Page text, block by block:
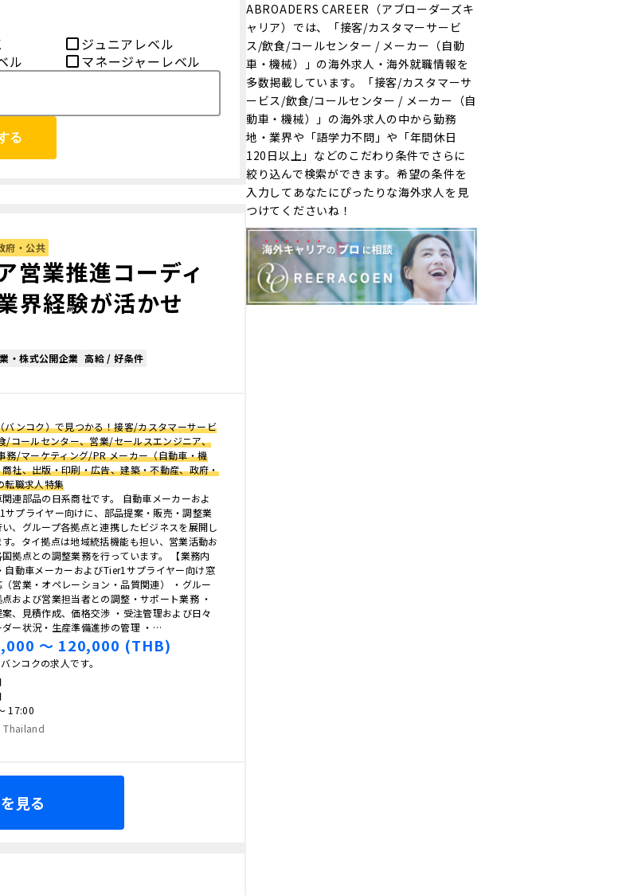
ABROADERS CAREER（アブローダーズキ
ャリア）では、「接客/カスタマーサービ
ス/飲食/コールセンター / メーカー（自動
車・機械）」の海外求人・海外就職情報を
多数掲載しています。「接客/カスタマーサ
ービス/飲食/コールセンター / メーカー（自
動車・機械）」の海外求人の中から勤務
地・業界や「語学力不問」や「年間休日
120日以上」などのこだわり条件でさらに
絞り込んで検索ができます。希望の条件を
入力してあなたにぴったりな海外求人を見
つけてくださいね！
ジュニアレベル
ル
マネージャーレベル
る
府・公共
営業推進コーディ
界経験が活かせ
・株式公開企業 高給 / 好条件
バンコク）で見つかる！接客/カスタマーサービ
/コールセンター、営業/セールスエンジニア、
務/マーケティング/PR メーカー（自動車・機
社、出版・印刷・広告、建築・不動産、政府・
転職求人特集
関連部品の日系商社です。 自動車メーカーおよ
サプライヤー向けに、部品提案・販売・調整業
、グループ各拠点と連携したビジネスを展開し
す。タイ拠点は地域統括機能も担い、営業活動お
国拠点との調整業務を行っています。 【業務内
自動車メーカーおよびTier1サプライヤー向け窓
（営業・オペレーション・品質関連） ・グルー
点および営業担当者との調整・サポート業務 ・
、見積作成、価格交渉 ・受注管理および日々
ダー状況・生産準備進捗の管理 ・…
〜 120,000 (THB)
ンコクの求人です。
17:00
Thailand
見る